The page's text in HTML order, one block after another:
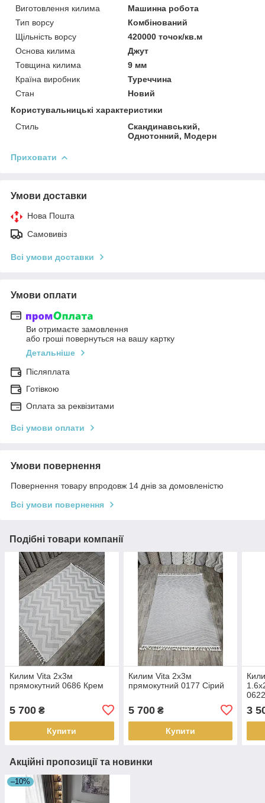
Виготовлення килима
Машинна робота
Тип ворсу
Комбінований
Щільність ворсу
420000 точок/кв.м
Основа килима
Джут
Товщина килима
9 мм
Країна виробник
Туреччина
Стан
Новий
Користувальницькі характеристики
Стиль
Скандинавський,
Однотонний, Модерн
Приховати
Умови доставки
Нова Пошта
Самовивіз
Всі умови доставки
Умови оплати
Ви отримаєте замовлення
або гроші повернуться на вашу картку
Детальніше
Післяплата
Готівкою
Оплата за реквізитами
Всі умови оплати
Умови повернення
Повернення товару впродовж 14 днів за домовленістю
Всі умови повернення
Подібні товари компанії
Килим Vita 2х3м
прямокутний 0686 Крем
5 700 ₴
Купити
Килим Vita 2х3м
прямокутний 0177 Сірий
5 700₴
Купити
3
Акційні пропозиції та новинки
–10%